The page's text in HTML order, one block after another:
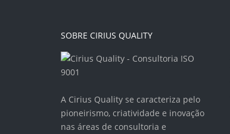
SOBRE CIRIUS QUALITY
A Cirius Quality se caracteriza pelo
pioneirismo, criatividade e inovação
nas áreas de consultoria e